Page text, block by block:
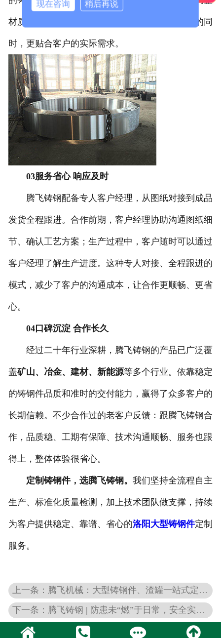
材质配比和铸造方案，确保产品在满足性能要求的同
时，更贴合客户的实际需求。
03服务省心 响应及时
腾飞铸钢配备专人客户经理，从图纸对接到成品
发货全程跟进。合作前期，客户经理协助沟通图纸细
节、确认工艺方案；生产过程中，客户随时可以通过
客户经理了解生产进度。这种专人对接、全程跟进的
模式，减少了客户的沟通成本，让合作更顺畅、更省
心。
04口碑沉淀 合作长久
经过二十年行业深耕，腾飞铸钢的产品已广泛覆
盖矿山、冶金、建材、新能源等多个行业。依靠稳定
的铸钢件品质和准时的交付能力，赢得了众多客户的
长期信赖。不少合作过的老客户反馈：跟腾飞铸钢合
作，品质稳、工期有保障、技术沟通顺畅、服务也跟
得上，整体体验很省心。
定制铸钢件，选腾飞铸钢。 我们坚持全流程自主
生产、标准化质量检测，加上技术团队做支撑，持续
为客户提供稳定、靠谱、省心的洛阳大型铸钢件定制
服务。
上一条：腾飞机械：大型铸钢件、渣罐一站式定制服务
下一条：腾飞铸钢 | 防患未“燃”于日常，安全实战在行动
现在咨询 稍后再说